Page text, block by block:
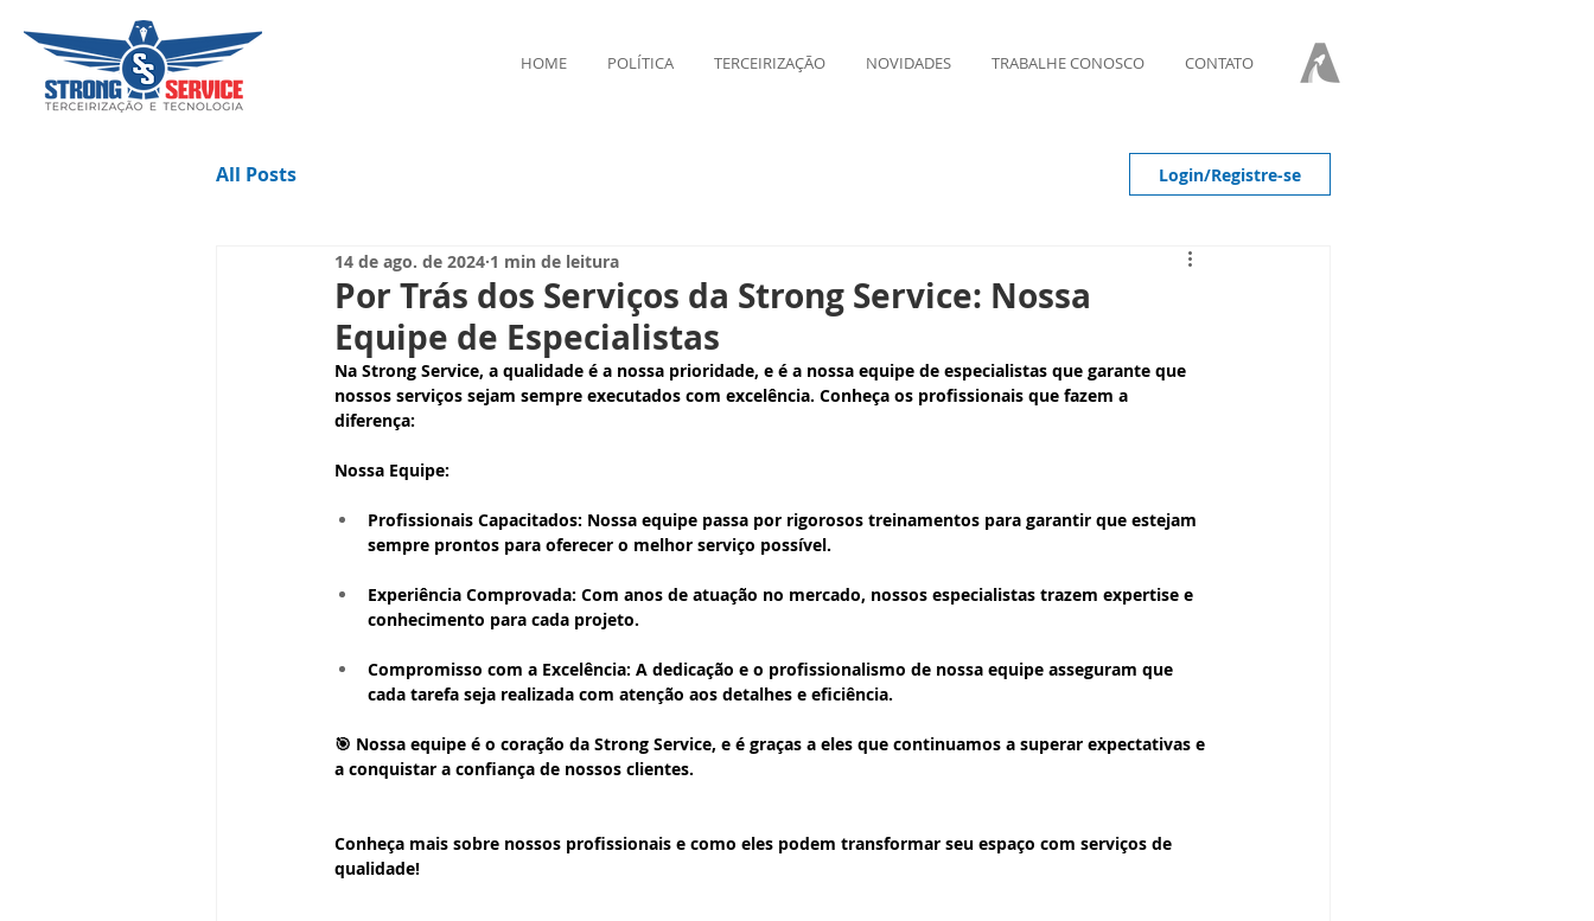
HOME POLÍTICA TERCEIRIZAÇÃO NOVIDADES TRABALHE CONOSCO CONTATO
All Posts Login/Registre-se
Por Trás dos Serviços da Strong Service: Nossa
Equipe de Especialistas
14 de ago. de 2024 1 min de leitura
Na Strong Service, a qualidade é a nossa prioridade, e é a nossa equipe de especialistas que garante que
nossos serviços sejam sempre executados com excelência. Conheça os profissionais que fazem a
diferença:
Nossa Equipe:
Profissionais Capacitados: Nossa equipe passa por rigorosos treinamentos para garantir que estejam
sempre prontos para oferecer o melhor serviço possível.
Experiência Comprovada: Com anos de atuação no mercado, nossos especialistas trazem expertise e
conhecimento para cada projeto.
Compromisso com a Excelência: A dedicação e o profissionalismo de nossa equipe asseguram que
cada tarefa seja realizada com atenção aos detalhes e eficiência.
🎯 Nossa equipe é o coração da Strong Service, e é graças a eles que continuamos a superar expectativas e
a conquistar a confiança de nossos clientes.
Conheça mais sobre nossos profissionais e como eles podem transformar seu espaço com serviços de
qualidade!